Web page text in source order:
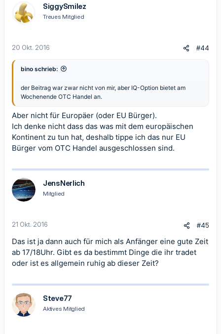
i
o
:
SiggySmilez
Treues Mitglied
20 Okt. 2016 #44
bino schrieb:
der Beitrag war zwar nicht von mir, aber IQ-Option bietet am
Wochenende OTC Handel an.
Aber nicht für Europäer (oder EU Bürger).
Ich denke nicht dass das was mit dem europäischen
Kontinent zu tun hat, deshalb tippe ich das nur EU
Bürger vom OTC Handel ausgeschlossen sind.
JensNerlich
Mitglied
21 Okt. 2016 #45
Das ist ja dann auch für mich als Anfänger eine gute Zeit
ab 17/18Uhr. Gibt es da bestimmt Dinge die ihr tradet
oder ist es allgemein ruhig ab dieser Zeit?
Steve77
Aktives Mitglied